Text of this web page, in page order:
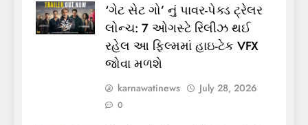
‘ગેટ સેટ ગો’ નું પાવર-પેક્ડ ટ્રેલર
લોન્ચ: 7 ઓગસ્ટે રિલીઝ થઈ
રહેલ આ ફિલ્મમાં હાઇ-ટેક VFX
જોવા મળશે
karnawatinews July 28, 2026
0